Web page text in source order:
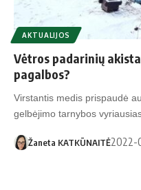
AKTUALIJOS
Vėtros padarinių
pagalbos?
Virstantis medis prispaudė
gelbėjimo tarnybos
Žaneta KATKŪNAITĖ2022-